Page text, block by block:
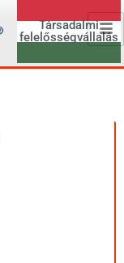
Társadalmi
felelősségvállalás